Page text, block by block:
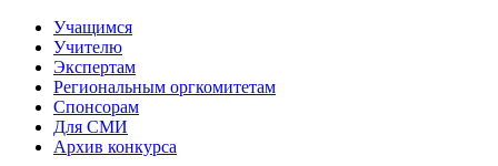
Учащимся
Учителю
Экспертам
Региональным оргкомитетам
Спонсорам
Для СМИ
Архив конкурса